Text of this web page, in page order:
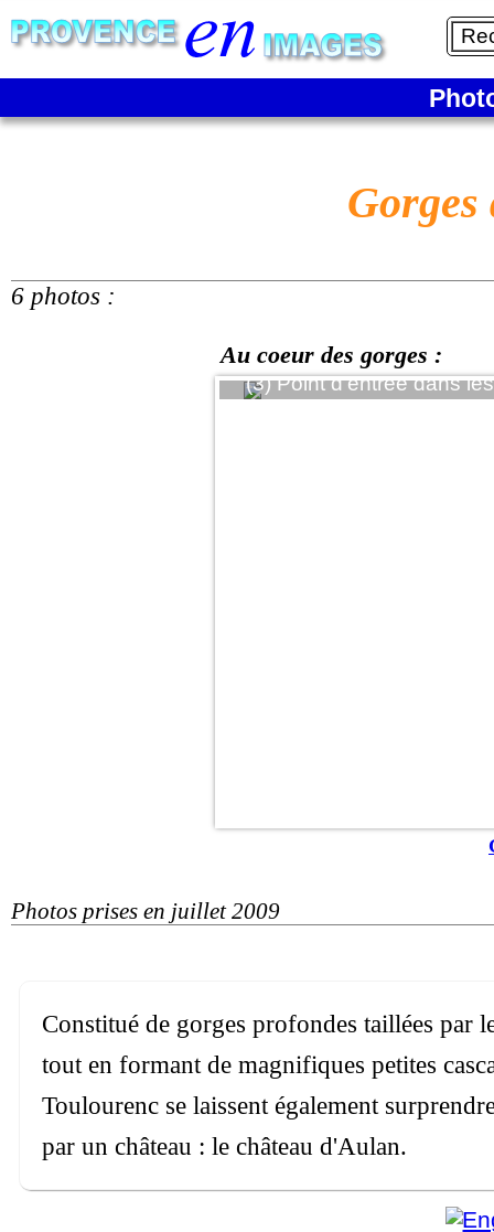
6 photos :
Au coeur des gorges :
(3) Point d'entrée dans les
Photos prises en juillet 2009
Constitué de gorges profondes taillées par
tout en formant de magnifiques petites
Toulourenc se laissent également
par un château : le château d'Aulan.